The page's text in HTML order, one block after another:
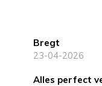
Bregt
23-04-2026
alles perfect